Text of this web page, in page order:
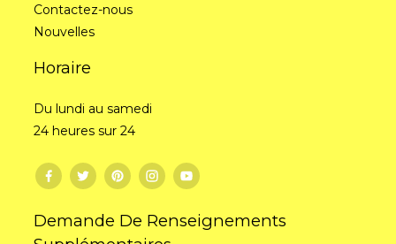
03 Couleur
Personnalisée
Choisissez la couleur ou la méthode
Contactez-nous
Nouvelles
Horaire
Du lundi au samedi
24 heures sur 24
Demande De Renseignements